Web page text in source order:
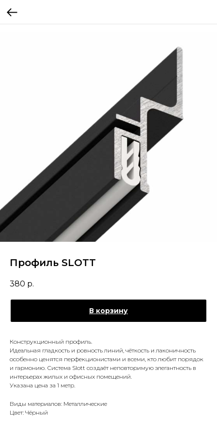
Профиль SLOTT
380 р.
В корзину
Конструкционный профиль.
Идеальная гладкость и ровность линий, чёткость и лаконичность
особенно ценятся перфекционистами и всеми, кто любит порядок
и гармонию. Система Slott создаёт неповторимую элегантность в
интерьерах жилых и офисных помещений.
Указана цена за 1 метр.
Виды материалов: Металлические
Цвет: Чёрный